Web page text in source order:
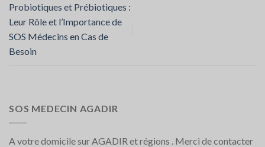
Probiotiques et Prébiotiques :
Leur Rôle et l’Importance de
SOS Médecins en Cas de
Besoin
SOS MEDECIN AGADIR
A votre domicile sur AGADIR et régions . Merci de contacter